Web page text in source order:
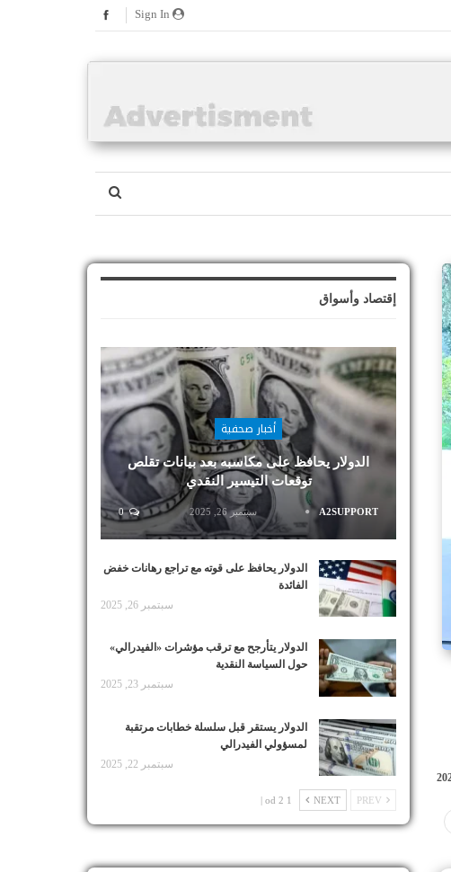
إقتصاد وأسواق
أخبار صحفية
الدولار يحافظ على مكاسبه بعد بيانات تقلص
توقعات التيسير النقدي
A2SUPPORT سبتمبر 26, 2025 0
الدولار يحافظ على قوته مع تراجع رهانات خفض
الفائدة
سبتمبر 26, 2025
الدولار يتأرجح مع ترقب مؤشرات «الفيدرالي»
حول السياسة النقدية
سبتمبر 23, 2025
الدولار يستقر قبل سلسلة خطابات مرتقبة
لمسؤولي الفيدرالي
سبتمبر 22, 2025
NEXT
1 od 2 |